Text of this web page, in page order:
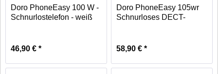
Doro PhoneEasy 100 W -
Schnurlostelefon - weiß
46,90 € *
Doro PhoneEasy 105wr
Schnurloses DECT-
58,90 € *